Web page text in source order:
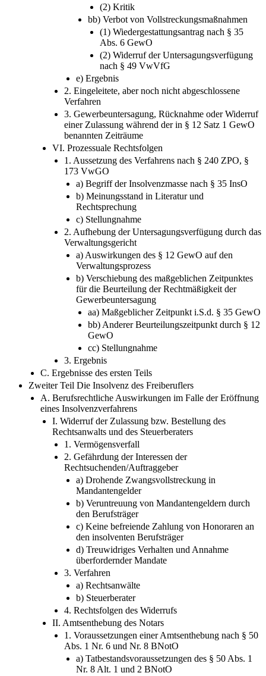
(2) Kritik
bb) Verbot von Vollstreckungsmaßnahmen
(1) Wiedergestattungsantrag nach § 35
Abs. 6 GewO
(2) Widerruf der Untersagungsverfügung
nach § 49 VwVfG
e) Ergebnis
2. Eingeleitete, aber noch nicht abgeschlossene
Verfahren
3. Gewerbeuntersagung, Rücknahme oder Widerruf
einer Zulassung während der in § 12 Satz 1 GewO
benannten Zeiträume
VI. Prozessuale Rechtsfolgen
1. Aussetzung des Verfahrens nach § 240 ZPO, §
173 VwGO
a) Begriff der Insolvenzmasse nach § 35 InsO
b) Meinungsstand in Literatur und
Rechtsprechung
c) Stellungnahme
2. Aufhebung der Untersagungsverfügung durch das
Verwaltungsgericht
a) Auswirkungen des § 12 GewO auf den
Verwaltungsprozess
b) Verschiebung des maßgeblichen Zeitpunktes
für die Beurteilung der Rechtmäßigkeit der
Gewerbeuntersagung
aa) Maßgeblicher Zeitpunkt i.S.d. § 35 GewO
bb) Anderer Beurteilungszeitpunkt durch § 12
GewO
cc) Stellungnahme
3. Ergebnis
C. Ergebnisse des ersten Teils
Zweiter Teil Die Insolvenz des Freiberuflers
A. Berufsrechtliche Auswirkungen im Falle der Eröffnung
eines Insolvenzverfahrens
I. Widerruf der Zulassung bzw. Bestellung des
Rechtsanwalts und des Steuerberaters
1. Vermögensverfall
2. Gefährdung der Interessen der
Rechtsuchenden/Auftraggeber
a) Drohende Zwangsvollstreckung in
Mandantengelder
b) Veruntreuung von Mandantengeldern durch
den Berufsträger
c) Keine befreiende Zahlung von Honoraren an
den insolventen Berufsträger
d) Treuwidriges Verhalten und Annahme
überfordernder Mandate
3. Verfahren
a) Rechtsanwälte
b) Steuerberater
4. Rechtsfolgen des Widerrufs
II. Amtsenthebung des Notars
1. Voraussetzungen einer Amtsenthebung nach § 50
Abs. 1 Nr. 6 und Nr. 8 BNotO
a) Tatbestandsvoraussetzungen des § 50 Abs. 1
Nr. 8 Alt. 1 und 2 BNotO